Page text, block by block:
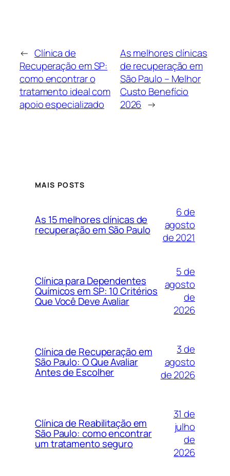
← Clínica de
Recuperação em SP:
como encontrar o
tratamento ideal com
apoio especializado
As melhores clínicas
de recuperação em
São Paulo – Melhor
Custo Benefício
2026 →
MAIS POSTS
As 15 melhores clínicas de
recuperação em São Paulo
6 de
agosto
de 2021
Clínica para Dependentes
Químicos em SP: 10 Critérios
Que Você Deve Avaliar
5 de
agosto
de
2026
Clínica de Recuperação em
São Paulo: O Que Avaliar
Antes de Escolher
3 de
agosto
de 2026
Clínica de Reabilitação em
São Paulo: como encontrar
um tratamento seguro
31 de
julho
de
2026